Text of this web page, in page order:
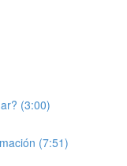
(3:00)
(7:51)